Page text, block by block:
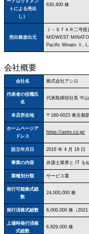
トによる売出
し）
630,400 株
売出株放出元
Ｊ－ＳＴＡＲ二号
MIDWEST
Pacific Minato Ⅱ,
会社概要
会社名 株式会社アシロ
代表者の役職氏
名
代表取締役社長 中
本店所在地 〒160‐0023 東京都
ホームページア
ドレス
https://asiro.co.jp/
設立年月日 2016 年 4 月 18 日
事業の内容 弁護士業界と IT を
業種別分類 サービス業
発行可能株式総
数
24,000,000 株
発行済株式総数 6,000,000 株（2021
上場時発行済株
式総数
6,829,000 株